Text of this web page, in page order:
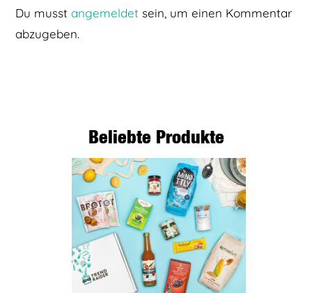
Du musstangemeldet sein, um einen Kommentar
abzugeben.
Beliebte Produkte